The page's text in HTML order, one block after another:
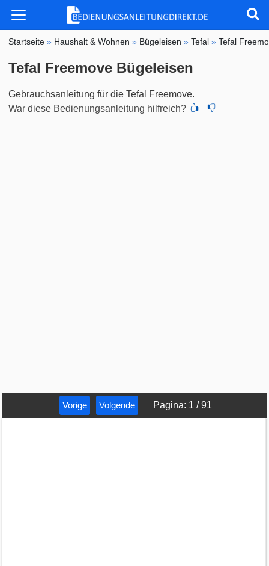
Startseite » Haushalt & Wohnen » Bügeleisen »Tefal »Tefal
Tefal Freemove Bügeleisen
Gebrauchsanleitung für die Tefal Freemove.
War diese Bedienungsanleitung hilfreich?
Vorige Volgende Pagina: 1 /91